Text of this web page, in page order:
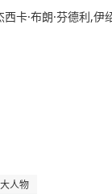
卡·布朗·芬德利,
人物